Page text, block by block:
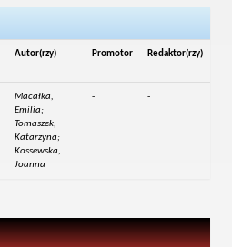
Autor(rzy) Promotor Redaktor(rzy)
Macałka,
Emilia;
Tomaszek,
Katarzyna;
Kossewska,
Joanna
- -